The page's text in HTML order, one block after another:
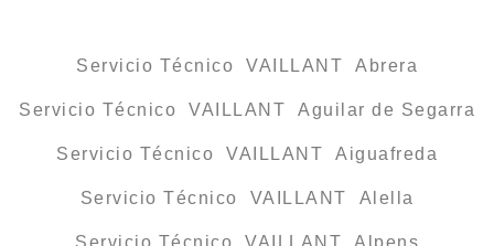
Servicio Técnico VAILLANT Abrera
Servicio Técnico VAILLANT Aguilar de Segarra
Servicio Técnico VAILLANT Aiguafreda
Servicio Técnico VAILLANT Alella
Servicio Técnico VAILLANT Alpens